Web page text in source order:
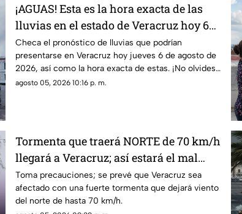
¡AGUAS! Esta es la hora exacta de las
lluvias en el estado de Veracruz hoy 6
de agosto de 2026
Checa el pronóstico de lluvias que podrían
presentarse en Veracruz hoy jueves 6 de agosto de
2026, así como la hora exacta de estas. ¡No olvides
el paraguas!
agosto 05, 2026 10:16 p. m.
Tormenta que traerá NORTE de 70 km/h
llegará a Veracruz; así estará el mal
tiempo
Toma precauciones; se prevé que Veracruz sea
afectado con una fuerte tormenta que dejará viento
del norte de hasta 70 km/h.